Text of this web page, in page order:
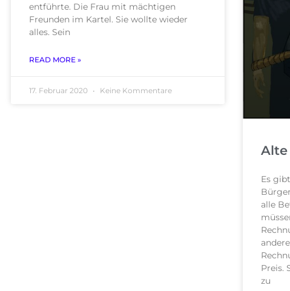
entführte. Die Frau mit mächtigen
Freunden im Kartel. Sie wollte wieder
alles. Sein
READ MORE »
17. Februar 2020 Keine Kommentare
Alte
Es
alle
Preis.
zu